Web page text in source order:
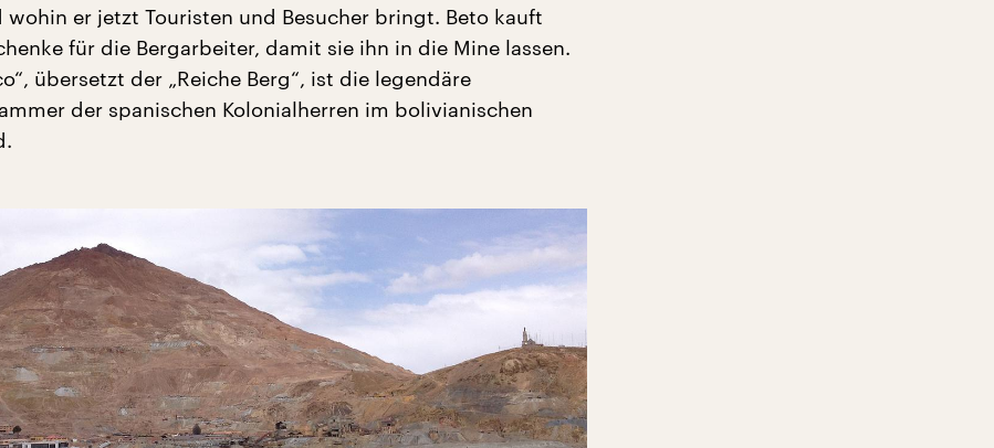
er jetzt Touristen und Besucher bringt. Beto kauft
für die Bergarbeiter, damit sie ihn in die Mine lassen.
übersetzt der „Reiche Berg“, ist die legendäre
der spanischen Kolonialherren im bolivianischen